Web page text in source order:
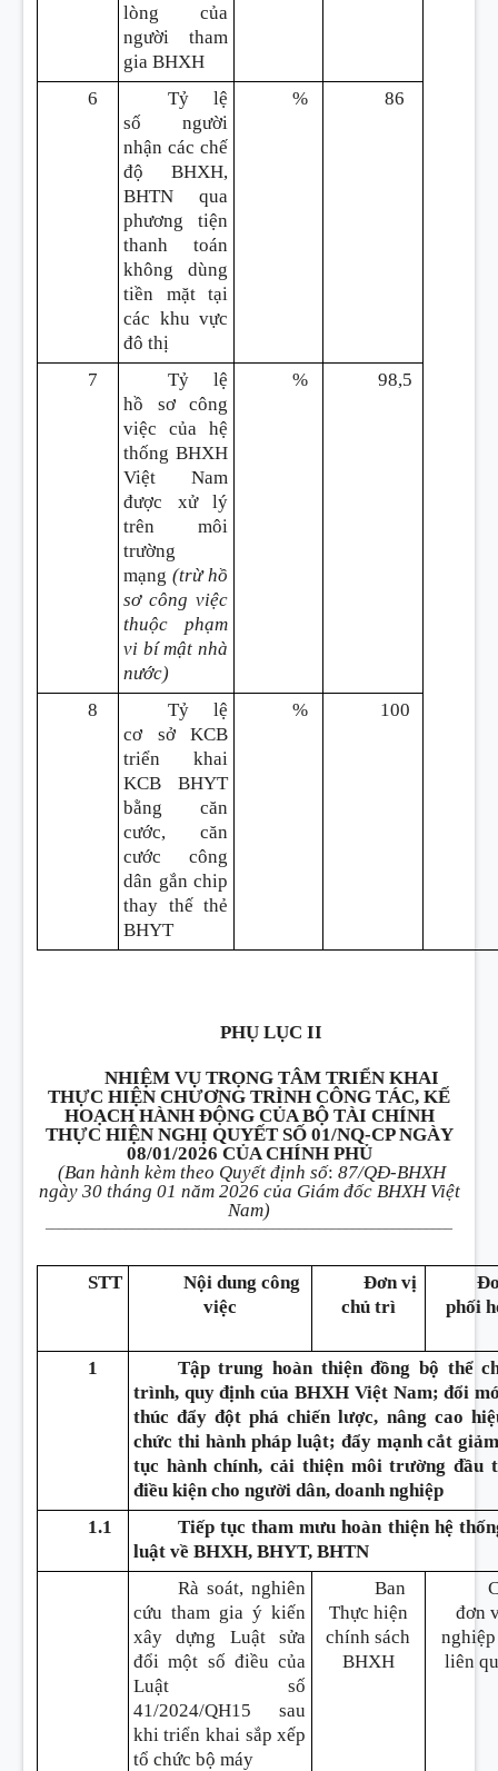
lòng của
người tham
gia BHXH
6
Tỷ lệ
số người
nhận các chế
độ BHXH,
BHTN qua
phương tiện
thanh toán
không dùng
tiền mặt tại
các khu vực
đô thị
% 86
7
Tỷ lệ
hồ sơ công
việc của hệ
thống BHXH
Việt Nam
được xử lý
trên môi
trường
mạng(trừ hồ
sơ công việc
thuộc phạm
vi bí mật nhà
nước)
% 98,5
8
Tỷ lệ
cơ sở KCB
triển khai
KCB BHYT
bằng căn
cước, căn
cước công
dân gắn chip
thay thế thẻ
BHYT
% 100
PHỤ LỤC II
NHIỆM VỤ TRỌNG TÂM TRIỂN KHAI
THỰC HIỆN CHƯƠNG TRÌNH CÔNG TÁC, KẾ
HOẠCH HÀNH ĐỘNG CỦA BỘ TÀI CHÍNH
THỰC HIỆN NGHỊ QUYẾT SỐ 01/NQ-CP NGÀY
08/01/2026 CỦA CHÍNH PHỦ
(Ban hành kèm theo Quyết định số: 87/QĐ-BHXH
ngày 30 tháng 01 năm 2026 của Giám đốc BHXH Việt
Nam)
_________________________
STT
Nội dung công
việc
Đơn vị
chủ trì
phối
1
Tập trung hoàn thiện đồng bộ thể
trình, quy định của BHXH Việt Nam; đổi
thúc đẩy đột phá chiến lược, nâng cao
chức thi hành pháp luật; đẩy mạnh cắt
tục hành chính, cải thiện môi trường đầu
điều kiện cho người dân, doanh nghiệp
1.1
Tiếp tục tham mưu hoàn thiện hệ
luật về BHXH, BHYT, BHTN
Rà soát, nghiên
cứu tham gia ý kiến
xây dựng Luật sửa
đổi một số điều của
Luật số
41/2024/QH15 sau
khi triển khai sắp xếp
tổ chức bộ máy
Ban
Thực hiện
chính sách
BHXH
đơn
liên